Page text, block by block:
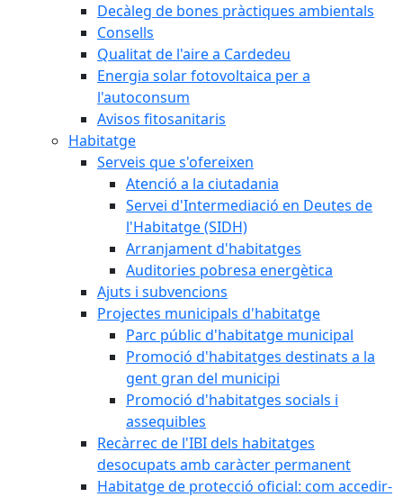
Decàleg de bones pràctiques ambientals
Consells
Qualitat de l'aire a Cardedeu
Energia solar fotovoltaica per a
l'autoconsum
Avisos fitosanitaris
Habitatge
Serveis que s'ofereixen
Atenció a la ciutadania
Servei d'Intermediació en Deutes de
l'Habitatge (SIDH)
Arranjament d'habitatges
Auditories pobresa energètica
Ajuts i subvencions
Projectes municipals d'habitatge
Parc públic d'habitatge municipal
Promoció d'habitatges destinats a la
gent gran del municipi
Promoció d'habitatges socials i
assequibles
Recàrrec de l'IBI dels habitatges
desocupats amb caràcter permanent
Habitatge de protecció oficial: com accedir-